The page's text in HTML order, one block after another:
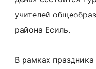
учителей
района Есиль.
В рамках